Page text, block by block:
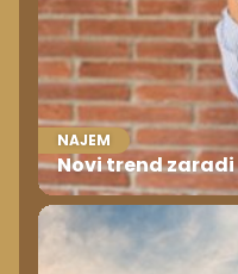
NAJEM
Novi trend